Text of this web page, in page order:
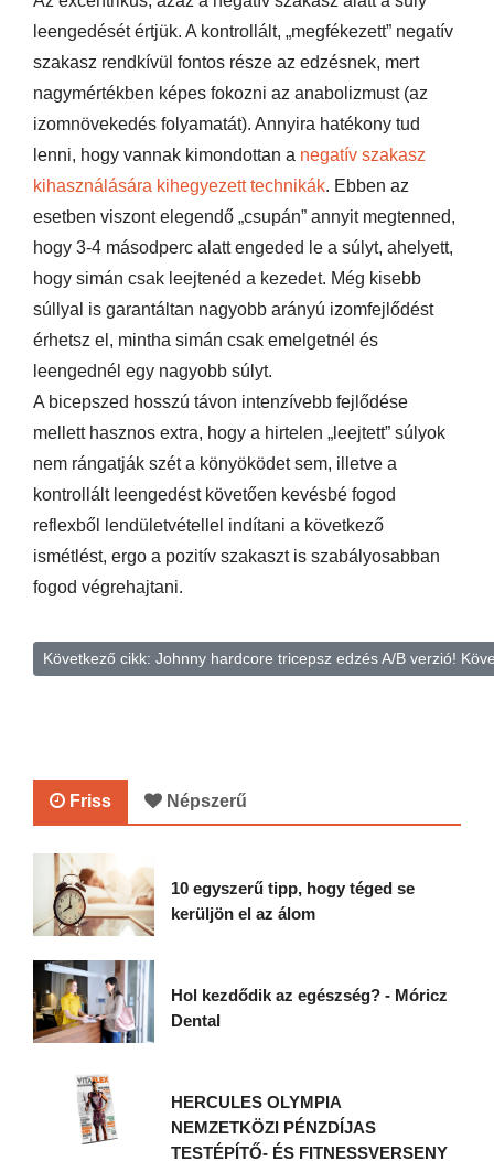
leengedését értjük. A kontrollált, „megfékezett” negatív
szakasz rendkívül fontos része az edzésnek, mert
nagymértékben képes fokozni az anabolizmust (az
izomnövekedés folyamatát). Annyira hatékony tud
lenni, hogy vannak kimondottan a negatív szakasz
kihasználására kihegyezett technikák. Ebben az
esetben viszont elegendő „csupán” annyit megtenned,
hogy 3-4 másodperc alatt engeded le a súlyt, ahelyett,
hogy simán csak leejtenéd a kezedet. Még kisebb
súllyal is garantáltan nagyobb arányú izomfejlődést
érhetsz el, mintha simán csak emelgetnél és
leengednél egy nagyobb súlyt.
A bicepszed hosszú távon intenzívebb fejlődése
mellett hasznos extra, hogy a hirtelen „leejtett” súlyok
nem rángatják szét a könyöködet sem, illetve a
kontrollált leengedést követően kevésbé fogod
reflexből lendületvétellel indítani a következő
ismétlést, ergo a pozitív szakaszt is szabályosabban
fogod végrehajtani.
Következő cikk: Johnny hardcore tricepsz edzés A/B verzió!
Friss Népszerű
10 egyszerű tipp, hogy téged se
kerüljön el az álom
Hol kezdődik az egészség? - Móricz
Dental
HERCULES OLYMPIA
NEMZETKÖZI PÉNZDÍJAS
TESTÉPÍTŐ- ÉS FITNESSVERSENY